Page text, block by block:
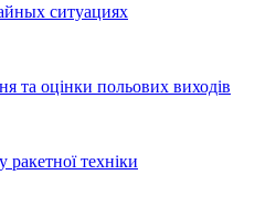
ситуациях
та оцінки польових виходів
техніки